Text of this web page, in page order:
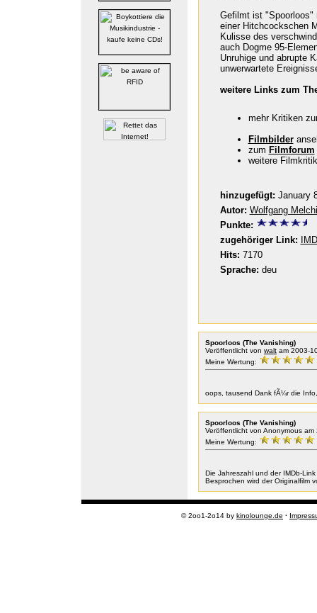
Gefilmt ist "Spoorloos"
einer Hitchcockschen
Kulisse des
auch Dogme 95-
Unruhige und abrupte
unwerwartete
weitere Links zum
mehr Kritiken
Filmbilder
zum Filmforum
weitere
hinzugefügt: January
Autor: Wolfgang
Punkte:
zugehöriger Link:
Hits: 7170
Sprache: deu
Spoorloos (The Vanishing)
Veröffentlicht von walt am 2003-
Meine Wertung:
oops, tausend Dank fÃ¼r die
Spoorloos (The Vanishing)
Veröffentlicht von Anonymous
Meine Wertung:
Die Jahreszahl und der IMDb-
Besprochen wird der Originalfilm
© 2oo1-2o14 by kinolounge.de ·